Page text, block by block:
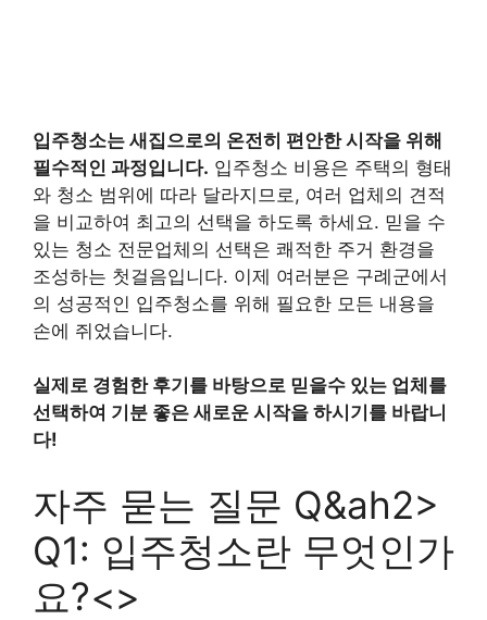
입주청소는 새집으로의 온전히 편안한 시작을 위해
필수적인 과정입니다. 입주청소 비용은 주택의 형태
와 청소 범위에 따라 달라지므로, 여러 업체의 견적
을 비교하여 최고의 선택을 하도록 하세요. 믿을 수
있는 청소 전문업체의 선택은 쾌적한 주거 환경을
조성하는 첫걸음입니다. 이제 여러분은 구례군에서
의 성공적인 입주청소를 위해 필요한 모든 내용을
손에 쥐었습니다.
실제로 경험한 후기를 바탕으로 믿을수 있는 업체를
선택하여 기분 좋은 새로운 시작을 하시기를 바랍니
다!
자주 묻는 질문 Q&ah2>
Q1: 입주청소란 무엇인가
요?<>